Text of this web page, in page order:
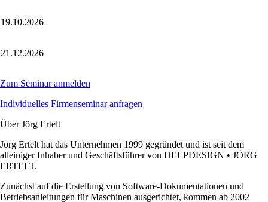
19.10.2026
21.12.2026
Zum Seminar anmelden
Individuelles Firmenseminar anfragen
Über Jörg Ertelt
Jörg Ertelt hat das Unternehmen 1999 gegründet und ist seit dem
alleiniger Inhaber und Geschäftsführer von HELPDESIGN • JÖRG
ERTELT.
Zunächst auf die Erstellung von Software-Dokumentationen und
Betriebsanleitungen für Maschinen ausgerichtet, kommen ab 2002